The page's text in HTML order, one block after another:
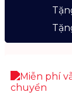
Giáng